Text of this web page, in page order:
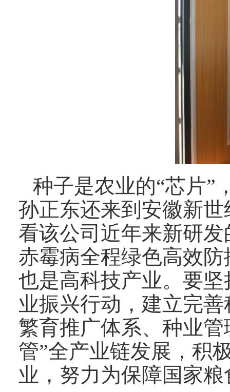
种子是农业的“芯片”
孙正东还来到安徽新
看该公司近年来新研
赤霉病全程绿色高效
也是高科技产业。要
业振兴行动，建立完
繁育推广体系、种业
管”全产业链发展，积
业，努力为保障国家